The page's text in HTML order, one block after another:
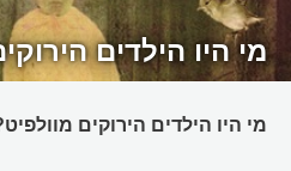
מי היו הילדים
מי היו הילדים הירוקים